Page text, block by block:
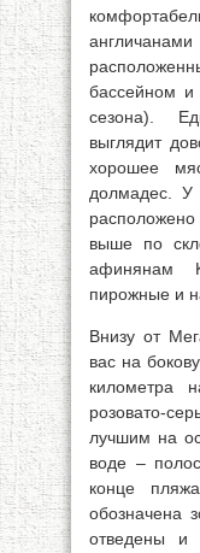
бассейном
сезона).
выглядит
хорошее
долмадес. У
выше по
афинянам
пирожные и
Внизу от
вас на
километра
розовато-
лучшим на
воде –
конце
обозначена
отведены и